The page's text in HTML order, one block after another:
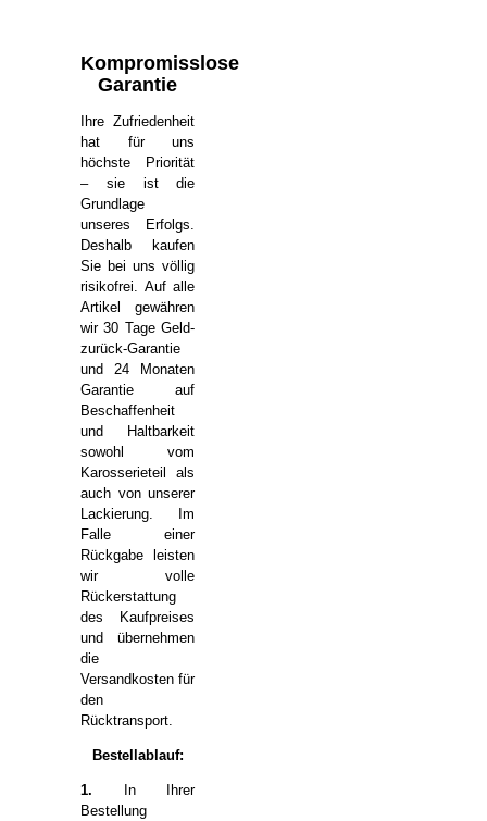
Kompromisslose
Garantie
Ihre Zufriedenheit
hat für uns
höchste Priorität
– sie ist die
Grundlage
unseres Erfolgs.
Deshalb kaufen
Sie bei uns völlig
risikofrei. Auf alle
Artikel gewähren
wir 30 Tage Geld-
zurück-Garantie
und 24 Monaten
Garantie auf
Beschaffenheit
und Haltbarkeit
sowohl vom
Karosserieteil als
auch von unserer
Lackierung. Im
Falle einer
Rückgabe leisten
wir volle
Rückerstattung
des Kaufpreises
und übernehmen
die
Versandkosten für
den
Rücktransport.
Bestellablauf:
1. In Ihrer
Bestellung